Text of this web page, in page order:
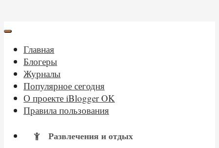
Главная
Блогеры
Журналы
Популярное сегодня
О проекте iBlogger OK
Правила пользования
Развлечения и отдых